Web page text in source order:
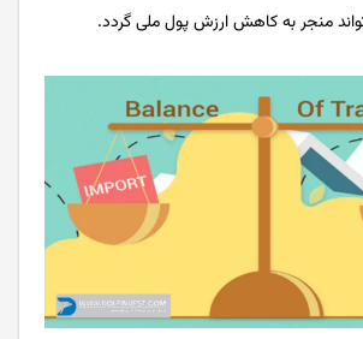
منجر به کاهش ارزش پول ملی گردد.